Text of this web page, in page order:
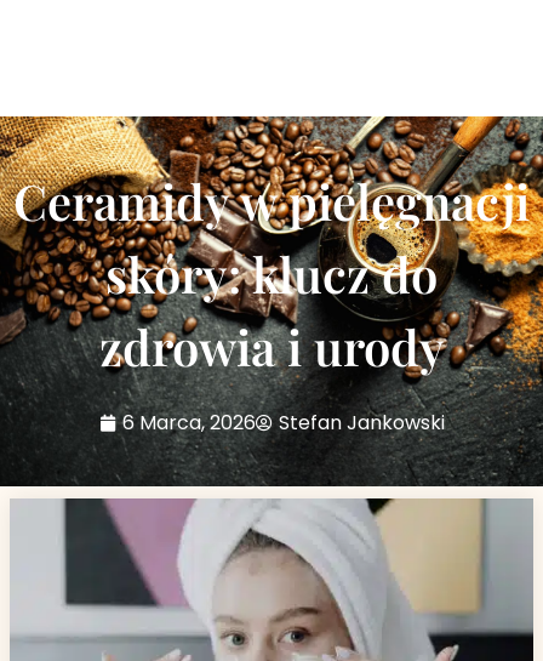
Ceramidy w pielęgnacji
skóry: klucz do
zdrowia i urody
6 Marca, 2026 Stefan Jankowski